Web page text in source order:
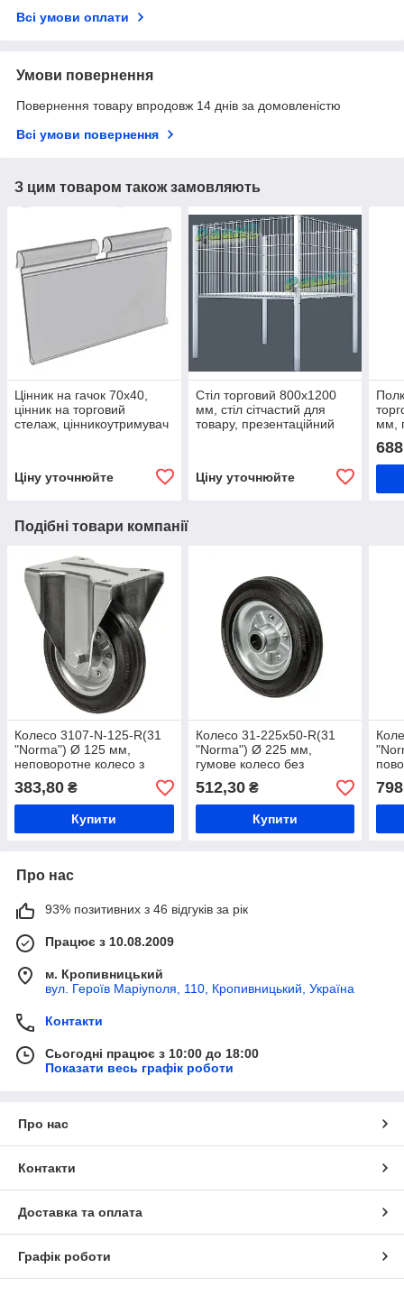
Всі умови оплати
Умови повернення
Повернення товару впродовж 14 днів за домовленістю
Всі умови повернення
З цим товаром також замовляють
Цінник на гачок 70х40,
цінник на торговий
стелаж, цінникоутримувач
Ціну уточнюйте
Стіл торговий 800х1200
мм, стіл сітчастий для
товару, презентаційний
Ціну уточнюйте
мм,
688
Подібні товари компанії
Колесо 3107-N-125-R(31
"Norma") Ø 125 мм,
неповоротне колесо з
колесо на візок,
промислове вантажне
383,80 ₴
Купити
Колесо 31-225х50-R(31
"Norma") Ø 225 мм,
гумове колесо без
вантажний візок, вантажне
колесо промислове
512,30₴
Купити
Про нас
93% позитивних з 46 відгуків за рік
Працює з 10.08.2009
м. Кропивницький
вул. Героїв Маріуполя, 110, Кропивницький, Україна
Контакти
Сьогодні працює з 10:00 до 18:00
Показати весь графік роботи
Про нас
Контакти
Доставка та оплата
Графік роботи